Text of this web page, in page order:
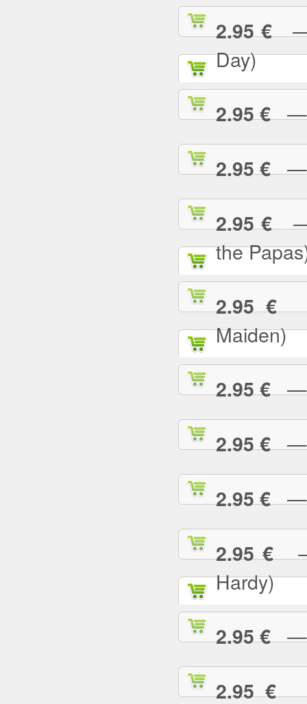
2.95 €—
Day)
2.95 €—
2.95 €—
2.95 €—
the
2.95 €—
Maiden)
2.95 €—
2.95 €—
2.95 €—
2.95 €—
Hardy)
2.95 €—
2.95 €—